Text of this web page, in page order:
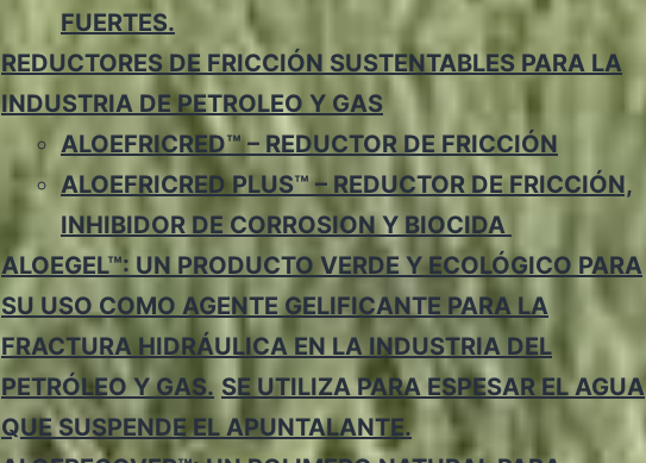
FUERTES.
REDUCTORES DE FRICCIÓN SUSTENTABLES PARA LA
INDUSTRIA DE PETROLEO Y GAS
ALOEFRICRED™ – REDUCTOR DE FRICCIÓN
ALOEFRICRED PLUS™ – REDUCTOR DE FRICCIÓN,
INHIBIDOR DE CORROSION Y BIOCIDA
ALOEGEL™: UN PRODUCTO VERDE Y ECOLÓGICO PARA
SU USO COMO AGENTE GELIFICANTE PARA LA
FRACTURA HIDRÁULICA EN LA INDUSTRIA DEL
PETRÓLEO Y GAS. SE UTILIZA PARA ESPESAR EL AGUA
QUE SUSPENDE EL APUNTALANTE.